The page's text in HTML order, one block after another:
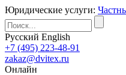
Юридические услуги:
Русский English
+7 (495) 223-48-91
zakaz@dvitex.ru
Онлайн